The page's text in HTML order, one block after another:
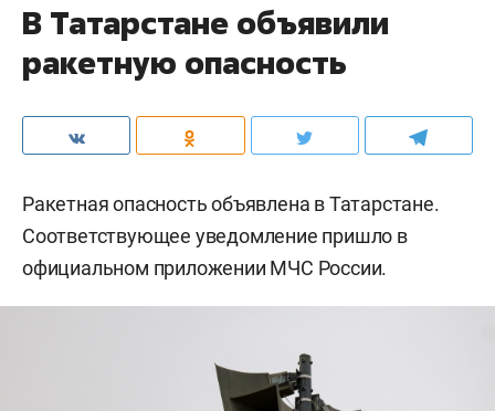
В Татарстане объявили
ракетную опасность
Ракетная опасность объявлена в Татарстане.
Соответствующее уведомление пришло в
официальном приложении МЧС России.